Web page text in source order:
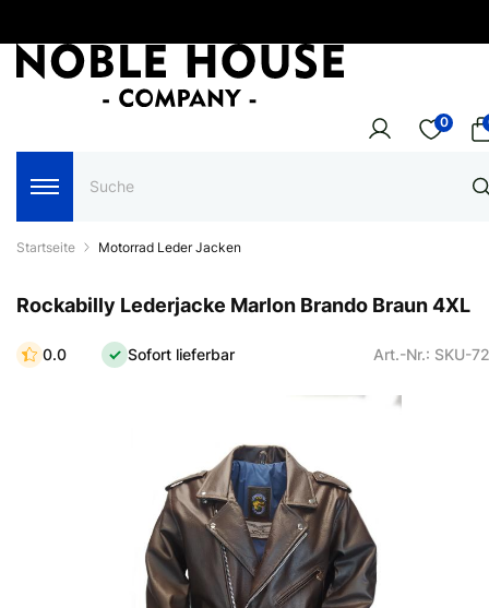
0
Startseite Motorrad Leder Jacken
Rockabilly Lederjacke Marlon Brando Braun 4XL
0.0 Sofort lieferbar Art.-Nr.: SKU-